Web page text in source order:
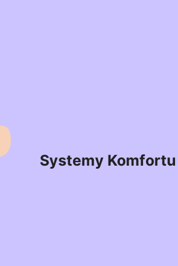
Systemy Komfortu